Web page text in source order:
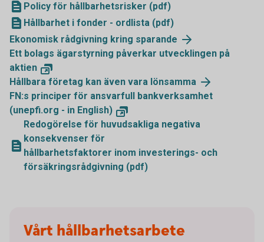
Policy för hållbarhetsrisker (pdf)
Hållbarhet i fonder - ordlista (pdf)
Ekonomisk rådgivning kring sparande
Ett bolags ägarstyrning påverkar utvecklingen på
aktien
Hållbara företag kan även vara lönsamma
FN:s principer för ansvarfull bankverksamhet
(unepfi.org - in English)
Redogörelse för huvudsakliga negativa
konsekvenser för
hållbarhetsfaktorer inom investerings- och
försäkringsrådgivning (pdf)
Vårt hållbarhetsarbete